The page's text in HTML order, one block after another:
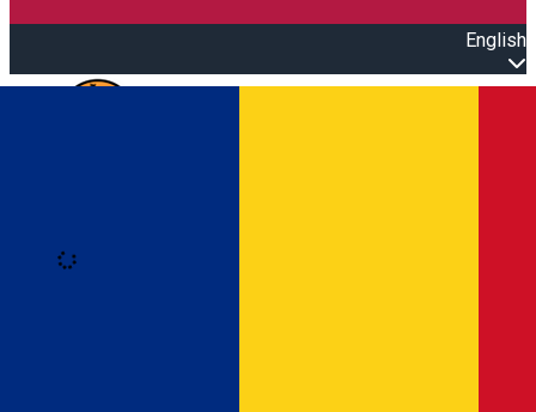
English